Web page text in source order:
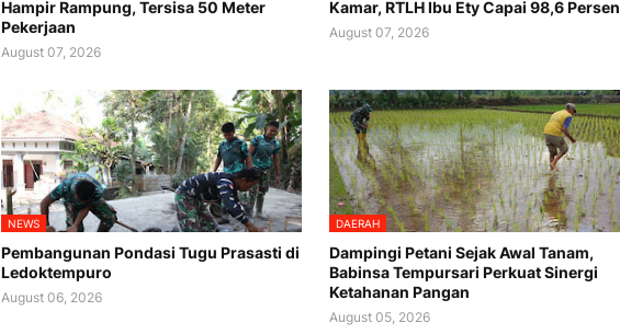
Hampir Rampung, Tersisa 50 Meter
Pekerjaan
August 07, 2026
Kamar, RTLH Ibu Ety Capai 98,6 Persen
August 07, 2026
NEWS
Pembangunan Pondasi Tugu Prasasti di
Ledoktempuro
August 06, 2026
DAERAH
Dampingi Petani Sejak Awal Tanam,
Babinsa Tempursari Perkuat Sinergi
Ketahanan Pangan
August 05, 2026